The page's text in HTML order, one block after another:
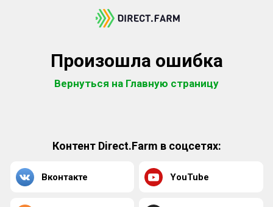
Произошла ошибка
Вернуться на Главную страницу
Контент Direct.Farm в соцсетях:
Вконтакте YouTube